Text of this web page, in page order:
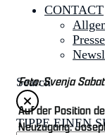
CONTACT
Presse
Search
TIPPE EINEN
Foto: Svenja
Auf der Position
Neuzugang: